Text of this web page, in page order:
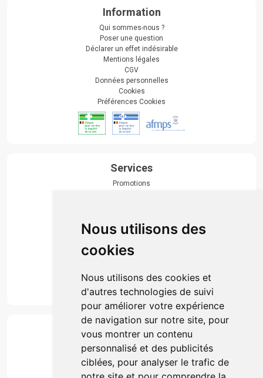
Nous utilisons des
cookies
Nous utilisons des cookies et
d'autres technologies de suivi
pour améliorer votre expérience
de navigation sur notre site, pour
vous montrer un contenu
personnalisé et des publicités
ciblées, pour analyser le trafic de
Information
Qui sommes-nous ?
Poser une question
Déclarer un effet indésirable
Mentions légales
CGV
Données personnelles
Cookies
Préférences Cookies
Services
Promotions
Actualités & conseils
Événements
Marques
Suivez-nous
Paiement
Simple, rapide et 100% sécurisé